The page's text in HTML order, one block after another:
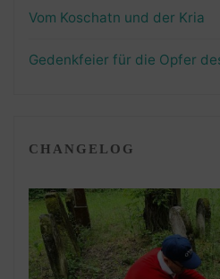
Vom Koschatn und der Kria
Gedenkfeier für die Opfer
CHANGELOG